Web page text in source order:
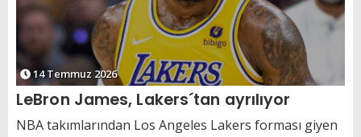
14 Temmuz 2026
LeBron James, Lakers´tan ayrılıyor
NBA takımlarından Los Angeles Lakers forması giyen